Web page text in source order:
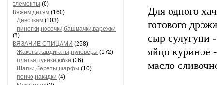
элементы (0)
Вяжем детям (160)
Девочкам (103)
пинетки,носочки,башмачки,варежки
(8)
ВЯЗАНИЕ СПИЦАМИ (258)
Жакеты,кардиганы,пуловеры (172)
платья,туники,юбки (36)
Шапки,береты,шарфы (10)
пончо,накидки (4)
Для одного
готового
сыр сулугуни
яйцо куриное
масло